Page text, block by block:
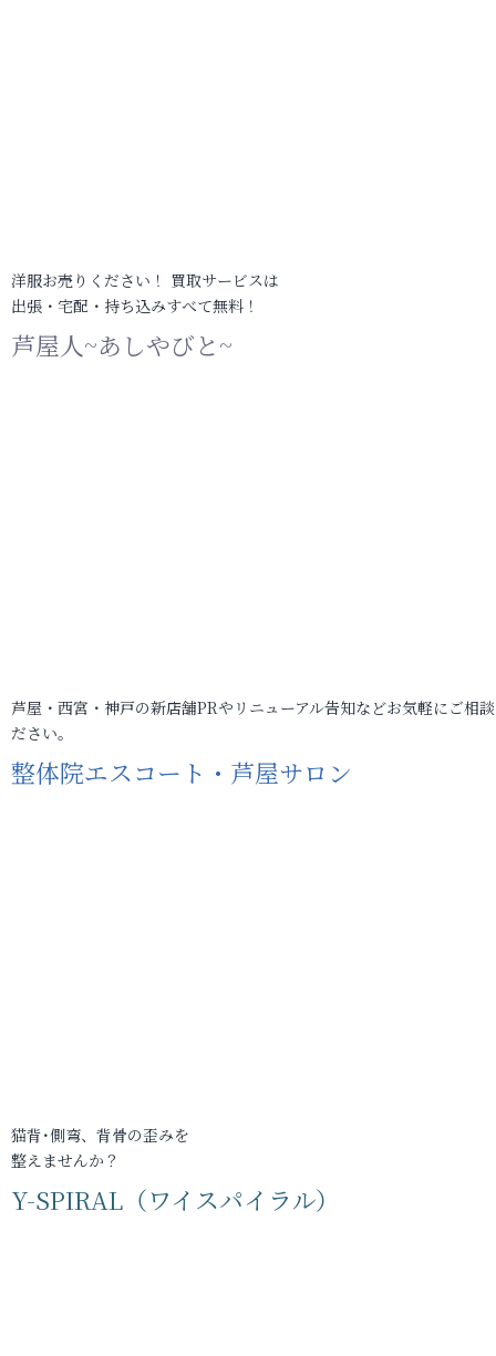
洋服お売りください！ 買取サービスは
出張・宅配・持ち込みすべて無料！
芦屋人~あしやびと~
芦屋・西宮・神戸の新店舗PRやリニューアル告知などお気軽にご相
ださい。
整体院エスコート・芦屋サロン
猫背･側弯、背骨の歪みを
整えませんか？
Y-SPIRAL（ワイスパイラル）